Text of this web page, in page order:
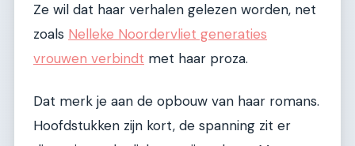
Ze wil dat haar verhalen gelezen worden, net
zoals Nelleke Noordervliet generaties
vrouwen verbindt met haar proza.
Dat merk je aan de opbouw van haar romans.
Hoofdstukken zijn kort, de spanning zit er